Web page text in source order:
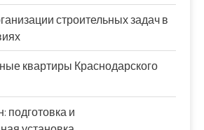
строительных задач в
квартиры Краснодарского
подготовка и